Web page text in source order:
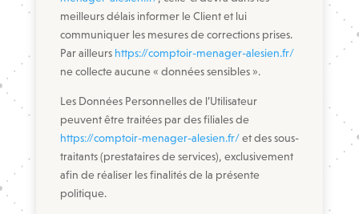
meilleurs délais informer le Client et lui
communiquer les mesures de corrections prises.
Par ailleurs https://comptoir-menager-alesien.fr/
ne collecte aucune « données sensibles ».
Les Données Personnelles de l’Utilisateur
peuvent être traitées par des filiales de
https://comptoir-menager-alesien.fr/et des sous-
traitants (prestataires de services), exclusivement
afin de réaliser les finalités de la présente
politique.